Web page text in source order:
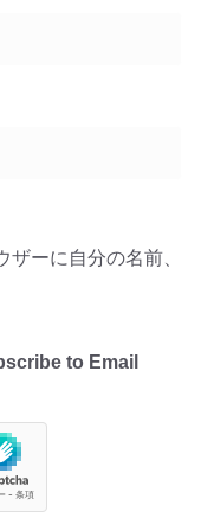
ーに自分の名前、
to Email